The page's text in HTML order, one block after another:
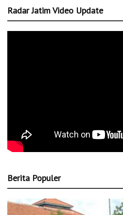
Radar Jatim Video Update
Berita Populer